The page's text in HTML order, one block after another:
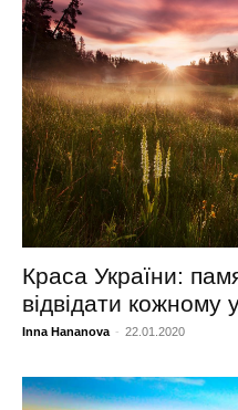
Краса України:
відвідати кожному
Inna Hananova - 22.01.2020